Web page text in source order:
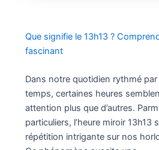
Que signifie le 13h13 ?
fascinant
Dans notre quotidien rythmé
temps, certaines heures
attention plus que d’autres.
particuliers, l’heure miroir 13h13
répétition intrigante sur nos